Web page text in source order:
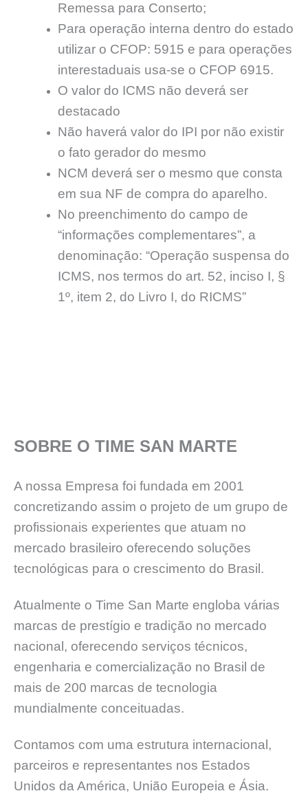
Remessa para Conserto;
Para operação interna dentro do estado
utilizar o CFOP: 5915 e para operações
interestaduais usa-se o CFOP 6915.
O valor do ICMS não deverá ser
destacado
Não haverá valor do IPI por não existir
o fato gerador do mesmo
NCM deverá ser o mesmo que consta
em sua NF de compra do aparelho.
No preenchimento do campo de
“informações complementares”, a
denominação: “Operação suspensa do
ICMS, nos termos do art. 52, inciso I, §
1º, item 2, do Livro I, do RICMS”
SOBRE O TIME SAN MARTE
A nossa Empresa foi fundada em 2001
concretizando assim o projeto de um grupo de
profissionais experientes que atuam no
mercado brasileiro oferecendo soluções
tecnológicas para o crescimento do Brasil.
Atualmente o Time San Marte engloba várias
marcas de prestígio e tradição no mercado
nacional, oferecendo serviços técnicos,
engenharia e comercialização no Brasil de
mais de 200 marcas de tecnologia
mundialmente conceituadas.
Contamos com uma estrutura internacional,
parceiros e representantes nos Estados
Unidos da América, União Europeia e Ásia.